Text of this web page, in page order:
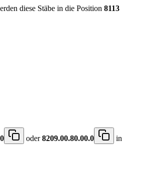
diese Stäbe in die Position 8113
oder8209.00.80.00.0
in